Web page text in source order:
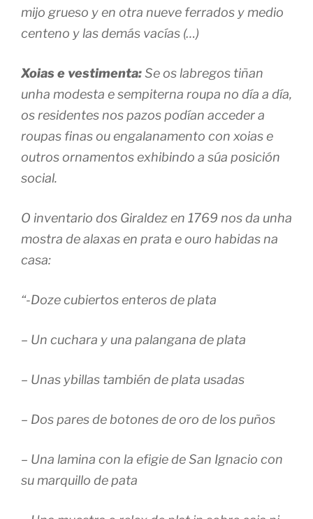
mijo grueso y en otra nueve ferrados y medio
centeno y las demás vacías (…)
Xoias e vestimenta:Se os labregos tiñan
unha modesta e sempiterna roupa no día a día,
os residentes nos pazos podían acceder a
roupas finas ou engalanamento con xoias e
outros ornamentos exhibindo a súa posición
social.
O inventario dos Giraldez en 1769 nos da unha
mostra de alaxas en prata e ouro habidas na
casa:
“-Doze cubiertos enteros de plata
– Un cuchara y una palangana de plata
– Unas ybillas también de plata usadas
– Dos pares de botones de oro de los puños
– Una lamina con la efigie de San Ignacio con
su marquillo de pata